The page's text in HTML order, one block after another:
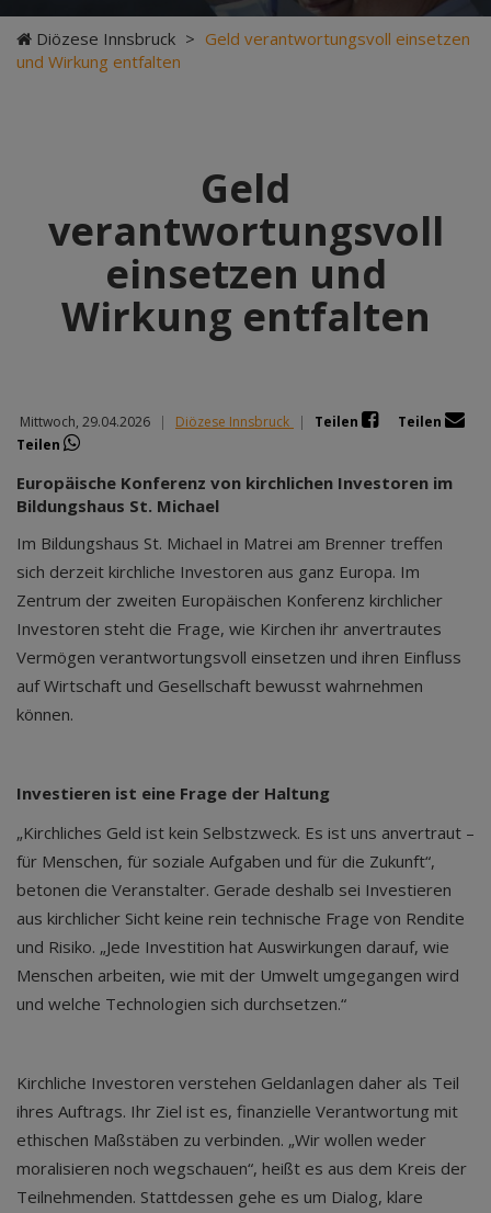
Diözese Innsbruck > Geld verantwortungsvoll einsetzen
und Wirkung entfalten
Geld
verantwortungsvoll
einsetzen und
Wirkung entfalten
Mittwoch, 29.04.2026 | Diözese Innsbruck | Teilen
Teilen
Teilen
Europäische Konferenz von kirchlichen Investoren im
Bildungshaus St. Michael
Im Bildungshaus St. Michael in Matrei am Brenner treffen
sich derzeit kirchliche Investoren aus ganz Europa. Im
Zentrum der zweiten Europäischen Konferenz kirchlicher
Investoren steht die Frage, wie Kirchen ihr anvertrautes
Vermögen verantwortungsvoll einsetzen und ihren Einfluss
auf Wirtschaft und Gesellschaft bewusst wahrnehmen
können.
Investieren ist eine Frage der Haltung
„Kirchliches Geld ist kein Selbstzweck. Es ist uns anvertraut –
für Menschen, für soziale Aufgaben und für die Zukunft“,
betonen die Veranstalter. Gerade deshalb sei Investieren
aus kirchlicher Sicht keine rein technische Frage von Rendite
und Risiko. „Jede Investition hat Auswirkungen darauf, wie
Menschen arbeiten, wie mit der Umwelt umgegangen wird
und welche Technologien sich durchsetzen.“
Kirchliche Investoren verstehen Geldanlagen daher als Teil
ihres Auftrags. Ihr Ziel ist es, finanzielle Verantwortung mit
ethischen Maßstäben zu verbinden. „Wir wollen weder
moralisieren noch wegschauen“, heißt es aus dem Kreis der
Teilnehmenden. Stattdessen gehe es um Dialog, klare